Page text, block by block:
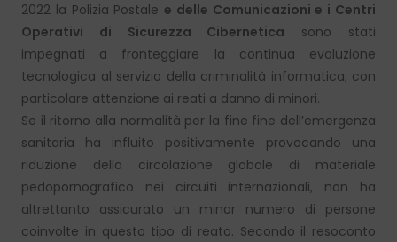
2022 la Polizia Postale e delle Comunicazioni e i Centri
Operativi di Sicurezza Cibernetica sono stati
impegnati a fronteggiare la continua evoluzione
tecnologica al servizio della criminalità informatica, con
particolare attenzione ai reati a danno di minori.
Se il ritorno alla normalità per la fine fine dell’emergenza
sanitaria ha influito positivamente provocando una
riduzione della circolazione globale di materiale
pedopornografico nei circuiti internazionali, non ha
altrettanto assicurato un minor numero di persone
coinvolte in questo tipo di reato. Secondo il resoconto